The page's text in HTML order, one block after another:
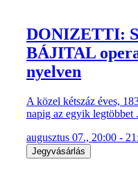
DONIZETTI:
BÁJITAL
nyelven
A közel kétszáz éves,
napig az egyik legtöbbet
augusztus 07., 20:00 -
Jegyvásárlás